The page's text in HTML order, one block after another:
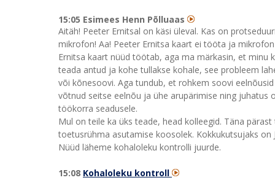
15:05 Esimees Henn Põlluaas
Aitäh! Peeter Ernitsal on käsi üleval. Kas on
mikrofon! Aa! Peeter Ernitsa kaart ei tööta ja
Ernitsa kaart nüüd töötab, aga ma märkasin, et minu
teada antud ja kohe tullakse kohale, see probleem
või kõnesoovi. Aga tundub, et rohkem soovi
võtnud seitse eelnõu ja ühe arupärimise ning
töökorra seadusele.
Mul on teile ka üks teade, head kolleegid. Täna
toetusrühma asutamise koosolek. Kokkukutsujaks on
Nüüd läheme kohaloleku kontrolli juurde.
15:08 Kohaloleku kontroll